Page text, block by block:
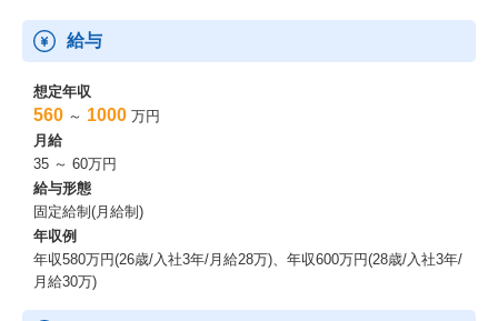
給与
想定年収
560 ～ 1000 万円
月給
35 ～ 60万円
給与形態
固定給制(月給制)
年収例
年収580万円(26歳/入社3年/月給28万)、年収600万円(28歳/入社3年/
月給30万)